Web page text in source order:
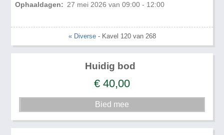
Ophaaldagen: 27 mei 2026 van 09:00 - 12:00
« Diverse- Kavel 120 van 268
Huidig bod
€ 40,00